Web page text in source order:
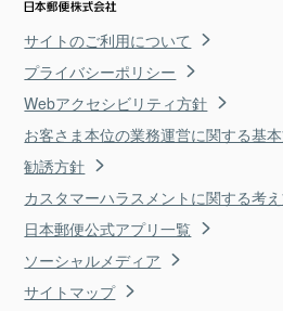
サイトのご利用について
プライバシーポリシー
Webアクセシビリティ方針
お客さま本位の業務運営に関する基
勧誘方針
カスタマーハラスメントに関する考
日本郵便公式アプリ一覧
ソーシャルメディア
サイトマップ